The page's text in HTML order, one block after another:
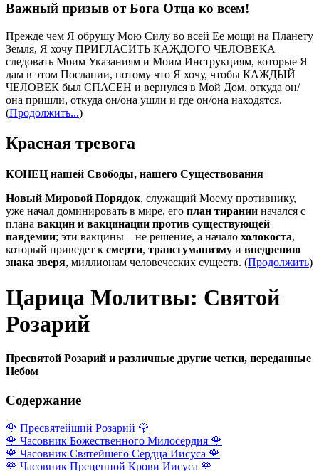
Важный призыв от Бога Отца ко всем!
Прежде чем Я обрушу Мою Силу во всей Ее мощи на Планету
Земля, Я хочу ПРИГЛАСИТЬ КАЖДОГО ЧЕЛОВЕКА
следовать Моим Указаниям и Моим Инструкциям, которые Я
дам в этом Послании, потому что Я хочу, чтобы КАЖДЫЙ
ЧЕЛОВЕК был СПАСЕН и вернулся в Мой Дом, откуда он/
она пришли, откуда он/она ушли и где он/она находятся.
(Продолжить...)
Красная тревога
КОНЕЦ нашей Свободы, нашего Существования
Новый Мировой Порядок, служащий Моему противнику,
уже начал доминировать в мире, его план тирании начался с
плана вакцин и вакцинации против существующей
пандемии; эти вакцины – не решение, а начало холокоста,
который приведет к смерти, трансгуманизму и внедрению
знака зверя, миллионам человеческих существ. (Продолжить)
Царица Молитвы: Святой
Розарий
Пресвятой Розарий и различные другие четки, переданные
Небом
Содержание
🌹 Пресвятейший Розарий 🌹
🌹 Часовник Божественного Милосердия 🌹
🌹 Часовник Святейшего Сердца Иисуса 🌹
🌹 Часовник Преценной Крови Иисуса 🌹